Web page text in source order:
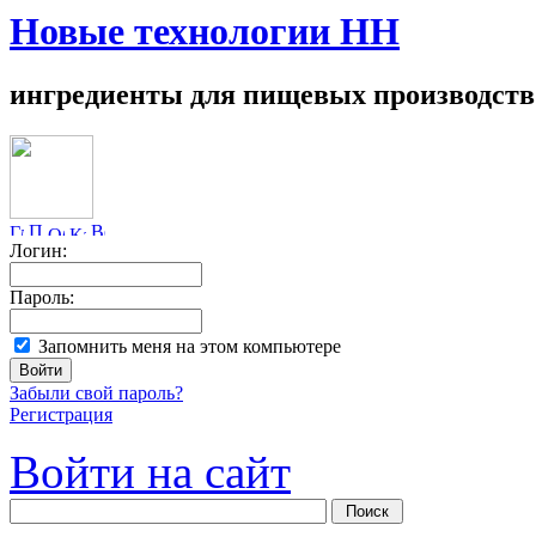
Новые технологии НН
ингредиенты для пищевых производств
Логин:
Пароль:
Запомнить меня на этом компьютере
Забыли свой пароль?
Регистрация
Войти на сайт